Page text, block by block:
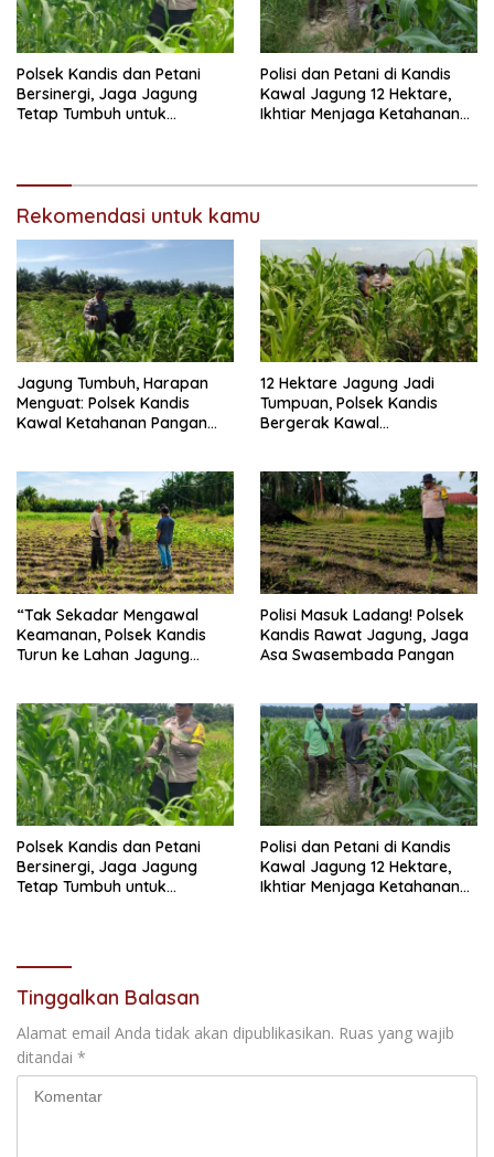
Polsek Kandis dan Petani
Bersinergi, Jaga Jagung
Tetap Tumbuh untuk
Polisi dan Petani di Kandis
Kawal Jagung 12 Hektare,
Ikhtiar Menjaga Ketahanan
Rekomendasi untuk kamu
Jagung Tumbuh, Harapan
Menguat: Polsek Kandis
Kawal Ketahanan Pangan
12 Hektare Jagung Jadi
Tumpuan, Polsek Kandis
Bergerak Kawal
“Tak Sekadar Mengawal
Keamanan, Polsek Kandis
Turun ke Lahan Jagung
Polisi Masuk Ladang! Polsek
Kandis Rawat Jagung, Jaga
Asa Swasembada Pangan
Polsek Kandis dan Petani
Bersinergi, Jaga Jagung
Tetap Tumbuh untuk
Polisi dan Petani di Kandis
Kawal Jagung 12 Hektare,
Ikhtiar Menjaga Ketahanan
Tinggalkan Balasan
Alamat email Anda tidak akan dipublikasikan. Ruas yang wajib
ditandai *